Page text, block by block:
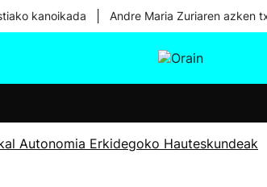
kanoikada Andre Maria Zuriaren azken
Autonomia Erkidegoko Hauteskundeak